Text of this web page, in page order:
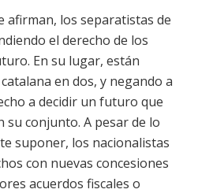
afirman, los separatistas de
el derecho de los
En su lugar, están
en dos, y negando a
a decidir un futuro que
su conjunto. A pesar de lo
suponer, los nacionalistas
con nuevas concesiones
acuerdos fiscales o